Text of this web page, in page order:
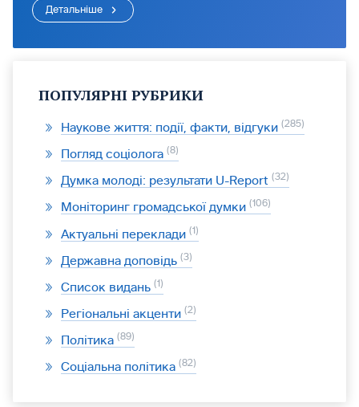
Детальніше
ПОПУЛЯРНІ РУБРИКИ
Наукове життя: події, факти, відгуки 285
Погляд соціолога 8
Думка молоді: результати U-Report 32
Моніторинг громадської думки 106
Актуальні переклади 1
Державна доповідь 3
Список видань 1
Регіональні акценти 2
Політика 89
Соціальна політика 82